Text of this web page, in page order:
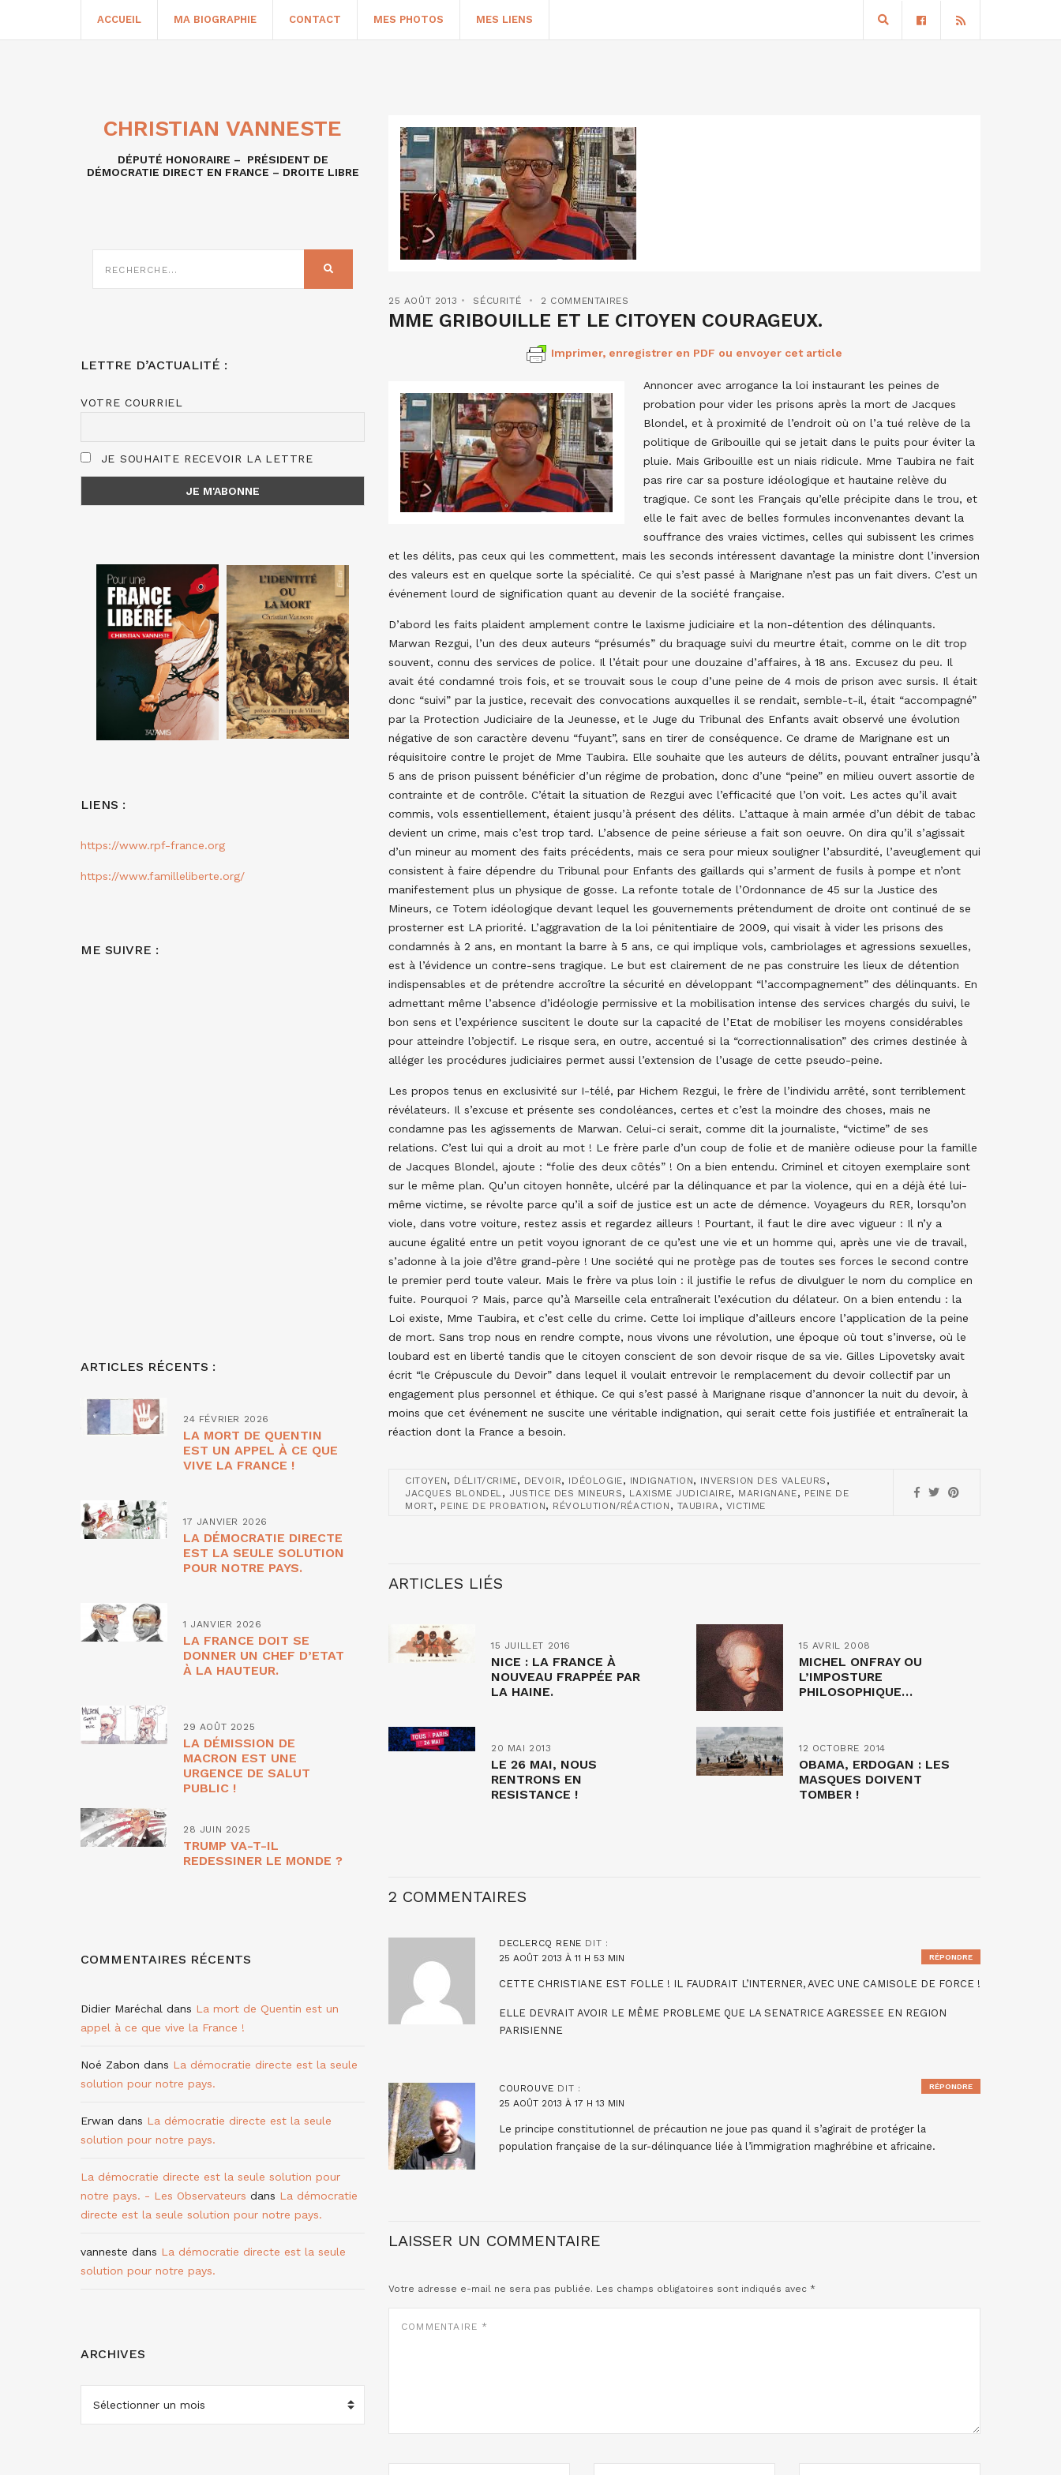
ACCUEIL MA BIOGRAPHIE CONTACT MES PHOTOS MES LIENS
25 AOÛT 2013 SÉCURITÉ 2 COMMENTAIRES
MME GRIBOUILLE ET LE CITOYEN COURAGEUX.
Imprimer, enregistrer en PDF ou envoyer cet article
Annoncer avec arrogance la loi instaurant les peines de
probation pour vider les prisons après la mort de Jacques
Blondel, et à proximité de l’endroit où on l’a tué relève de la
politique de Gribouille qui se jetait dans le puits pour éviter la
pluie. Mais Gribouille est un niais ridicule. Mme Taubira ne fait
pas rire car sa posture idéologique et hautaine relève du
tragique. Ce sont les Français qu’elle précipite dans le trou, et
elle le fait avec de belles formules inconvenantes devant la
souffrance des vraies victimes, celles qui subissent les crimes
et les délits, pas ceux qui les commettent, mais les seconds intéressent davantage la ministre dont l’inversion
des valeurs est en quelque sorte la spécialité. Ce qui s’est passé à Marignane n’est pas un fait divers. C’est un
événement lourd de signification quant au devenir de la société française.
D’abord les faits plaident amplement contre le laxisme judiciaire et la non-détention des délinquants.
Marwan Rezgui, l’un des deux auteurs “présumés” du braquage suivi du meurtre était, comme on le dit trop
souvent, connu des services de police. Il l’était pour une douzaine d’affaires, à 18 ans. Excusez du peu. Il
avait été condamné trois fois, et se trouvait sous le coup d’une peine de 4 mois de prison avec sursis. Il était
donc “suivi” par la justice, recevait des convocations auxquelles il se rendait, semble-t-il, était “accompagné”
par la Protection Judiciaire de la Jeunesse, et le Juge du Tribunal des Enfants avait observé une évolution
négative de son caractère devenu “fuyant”, sans en tirer de conséquence. Ce drame de Marignane est un
réquisitoire contre le projet de Mme Taubira. Elle souhaite que les auteurs de délits, pouvant entraîner jusqu’à
5 ans de prison puissent bénéficier d’un régime de probation, donc d’une “peine” en milieu ouvert assortie de
contrainte et de contrôle. C’était la situation de Rezgui avec l’efficacité que l’on voit. Les actes qu’il avait
commis, vols essentiellement, étaient jusqu’à présent des délits. L’attaque à main armée d’un débit de tabac
devient un crime, mais c’est trop tard. L’absence de peine sérieuse a fait son oeuvre. On dira qu’il s’agissait
d’un mineur au moment des faits précédents, mais ce sera pour mieux souligner l’absurdité, l’aveuglement qui
consistent à faire dépendre du Tribunal pour Enfants des gaillards qui s’arment de fusils à pompe et n’ont
manifestement plus un physique de gosse. La refonte totale de l’Ordonnance de 45 sur la Justice des
Mineurs, ce Totem idéologique devant lequel les gouvernements prétendument de droite ont continué de se
prosterner est LA priorité. L’aggravation de la loi pénitentiaire de 2009, qui visait à vider les prisons des
condamnés à 2 ans, en montant la barre à 5 ans, ce qui implique vols, cambriolages et agressions sexuelles,
est à l’évidence un contre-sens tragique. Le but est clairement de ne pas construire les lieux de détention
indispensables et de prétendre accroître la sécurité en développant “l’accompagnement” des délinquants. En
admettant même l’absence d’idéologie permissive et la mobilisation intense des services chargés du suivi, le
bon sens et l’expérience suscitent le doute sur la capacité de l’Etat de mobiliser les moyens considérables
pour atteindre l’objectif. Le risque sera, en outre, accentué si la “correctionnalisation” des crimes destinée à
alléger les procédures judiciaires permet aussi l’extension de l’usage de cette pseudo-peine.
Les propos tenus en exclusivité sur I-télé, par Hichem Rezgui, le frère de l’individu arrêté, sont terriblement
révélateurs. Il s’excuse et présente ses condoléances, certes et c’est la moindre des choses, mais ne
condamne pas les agissements de Marwan. Celui-ci serait, comme dit la journaliste, “victime” de ses
relations. C’est lui qui a droit au mot ! Le frère parle d’un coup de folie et de manière odieuse pour la famille
de Jacques Blondel, ajoute : “folie des deux côtés” ! On a bien entendu. Criminel et citoyen exemplaire sont
sur le même plan. Qu’un citoyen honnête, ulcéré par la délinquance et par la violence, qui en a déjà été lui-
même victime, se révolte parce qu’il a soif de justice est un acte de démence. Voyageurs du RER, lorsqu’on
viole, dans votre voiture, restez assis et regardez ailleurs ! Pourtant, il faut le dire avec vigueur : Il n’y a
aucune égalité entre un petit voyou ignorant de ce qu’est une vie et un homme qui, après une vie de travail,
s’adonne à la joie d’être grand-père ! Une société qui ne protège pas de toutes ses forces le second contre
le premier perd toute valeur. Mais le frère va plus loin : il justifie le refus de divulguer le nom du complice en
fuite. Pourquoi ? Mais, parce qu’à Marseille cela entraînerait l’exécution du délateur. On a bien entendu : la
Loi existe, Mme Taubira, et c’est celle du crime. Cette loi implique d’ailleurs encore l’application de la peine
de mort. Sans trop nous en rendre compte, nous vivons une révolution, une époque où tout s’inverse, où le
loubard est en liberté tandis que le citoyen conscient de son devoir risque de sa vie. Gilles Lipovetsky avait
écrit “le Crépuscule du Devoir” dans lequel il voulait entrevoir le remplacement du devoir collectif par un
engagement plus personnel et éthique. Ce qui s’est passé à Marignane risque d’annoncer la nuit du devoir, à
moins que cet événement ne suscite une véritable indignation, qui serait cette fois justifiée et entraînerait la
réaction dont la France a besoin.
CITOYEN, DÉLIT/CRIME, DEVOIR, IDÉOLOGIE, INDIGNATION, INVERSION DES VALEURS ,
JACQUES BLONDEL, JUSTICE DES MINEURS, LAXISME JUDICIAIRE, MARIGNANE, PEINE DE
MORT, PEINE DE PROBATION, RÉVOLUTION/RÉACTION , TAUBIRA, VICTIME
ARTICLES LIÉS
15 JUILLET 2016
NICE : LA FRANCE À
NOUVEAU FRAPPÉE PAR
LA HAINE.
15 AVRIL 2008
MICHEL ONFRAY OU
L’IMPOSTURE
PHILOSOPHIQUE…
20 MAI 2013
LE 26 MAI, NOUS
RENTRONS EN
RESISTANCE !
12 OCTOBRE 2014
OBAMA, ERDOGAN : LES
MASQUES DOIVENT
TOMBER !
2 COMMENTAIRES
DECLERCQ RENE DIT :
25 AOÛT 2013 À 11 H 53 MIN
CETTE CHRISTIANE EST FOLLE ! IL FAUDRAIT L’INTERNER, AVEC UNE CAMISOLE DE FORCE !
ELLE DEVRAIT AVOIR LE MÊME PROBLEME QUE LA SENATRICE AGRESSEE EN REGION
PARISIENNE
RÉPONDRE
COUROUVE DIT :
25 AOÛT 2013 À 17 H 13 MIN
Le principe constitutionnel de précaution ne joue pas quand il s’agirait de protéger la
population française de la sur-délinquance liée à l’immigration maghrébine et africaine.
RÉPONDRE
LAISSER UN COMMENTAIRE
Votre adresse e-mail ne sera pas publiée. Les champs obligatoires sont indiqués avec *
CHRISTIAN VANNESTE
DÉPUTÉ HONORAIRE – PRÉSIDENT DE
DÉMOCRATIE DIRECT EN FRANCE – DROITE LIBRE
SUR
LETTRE D’ACTUALITÉ :
VOTRE COURRIEL
JE SOUHAITE RECEVOIR LA LETTRE
LIENS :
https://www.rpf-france.org
https://www.familleliberte.org/
ME SUIVRE :
ARTICLES RÉCENTS :
24 FÉVRIER 2026
LA MORT DE QUENTIN
EST UN APPEL À CE QUE
VIVE LA FRANCE !
17 JANVIER 2026
LA DÉMOCRATIE DIRECTE
EST LA SEULE SOLUTION
POUR NOTRE PAYS.
1 JANVIER 2026
LA FRANCE DOIT SE
DONNER UN CHEF D’ETAT
À LA HAUTEUR.
29 AOÛT 2025
LA DÉMISSION DE
MACRON EST UNE
URGENCE DE SALUT
PUBLIC !
28 JUIN 2025
TRUMP VA-T-IL
REDESSINER LE MONDE ?
COMMENTAIRES RÉCENTS
Didier Maréchal dans La mort de Quentin est un
appel à ce que vive la France !
Noé Zabon dans La démocratie directe est la seule
solution pour notre pays.
Erwan dans La démocratie directe est la seule
solution pour notre pays.
La démocratie directe est la seule solution pour
notre pays. - Les Observateurs dans La démocratie
directe est la seule solution pour notre pays.
vanneste dans La démocratie directe est la seule
solution pour notre pays.
ARCHIVES
ARCHIVES